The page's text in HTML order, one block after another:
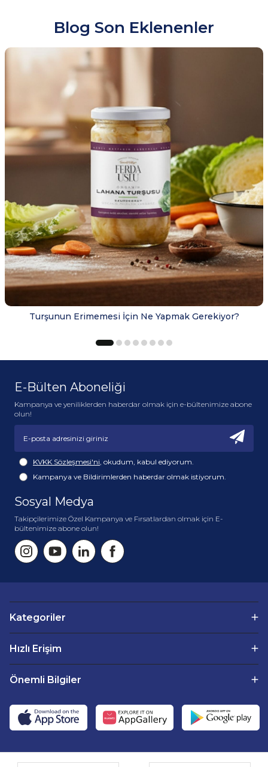
Blog Son Eklenenler
Turşunun Erimemesi İçin Ne Yapmak Gerekiyor?
E-Bülten Aboneliği
Kampanya ve yeniliklerden haberdar olmak için e-bültenimize abone
olun!
KVKK Sözleşmesi'ni , okudum, kabul ediyorum.
Kampanya ve Bildirimlerden haberdar olmak istiyorum.
Sosyal Medya
Takipçilerimize Özel Kampanya ve Fırsatlardan olmak için E-
bültenimize abone olun!
Kategoriler
Hızlı Erişim
Önemli Bilgiler